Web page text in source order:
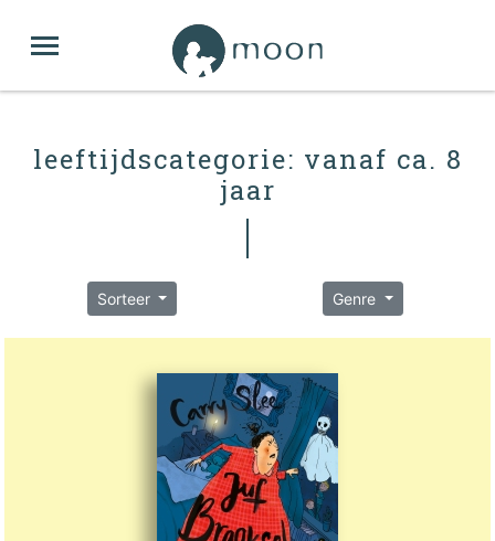
leeftijdscategorie: vanaf ca. 8
jaar
Sorteer Genre